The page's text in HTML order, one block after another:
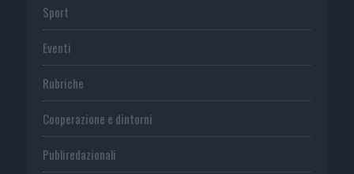
Sport
Eventi
Rubriche
Cooperazione e dintorni
Publiredazionali